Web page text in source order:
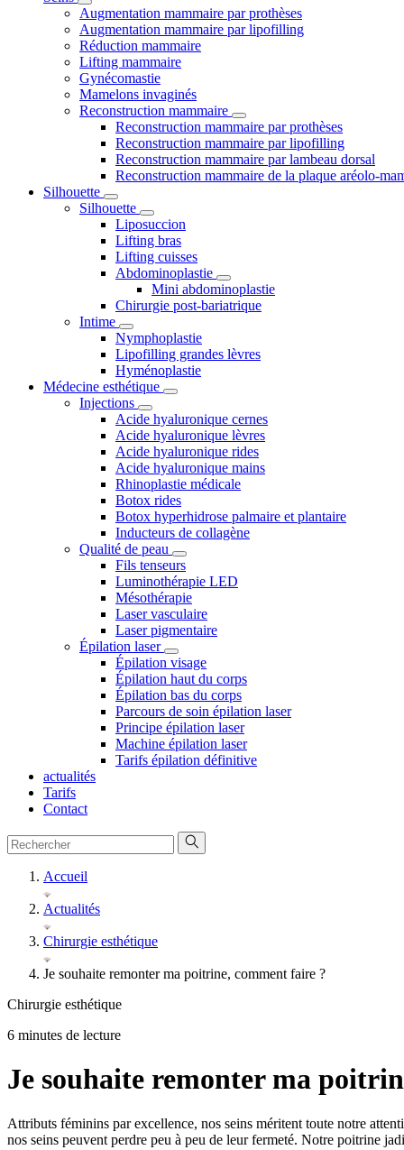
Augmentation mammaire par prothèses
Augmentation mammaire par lipofilling
Réduction mammaire
Lifting mammaire
Gynécomastie
Mamelons invaginés
Reconstruction mammaire
Reconstruction mammaire par prothèses
Reconstruction mammaire par lipofilling
Reconstruction mammaire par lambeau dorsal
Reconstruction mammaire de la plaque aréolo-
Silhouette
Silhouette
Liposuccion
Lifting bras
Lifting cuisses
Abdominoplastie
Mini abdominoplastie
Chirurgie post-bariatrique
Intime
Nymphoplastie
Lipofilling grandes lèvres
Hyménoplastie
Médecine esthétique
Injections
Acide hyaluronique cernes
Acide hyaluronique lèvres
Acide hyaluronique rides
Acide hyaluronique mains
Rhinoplastie médicale
Botox rides
Botox hyperhidrose palmaire et plantaire
Inducteurs de collagène
Qualité de peau
Fils tenseurs
Luminothérapie LED
Mésothérapie
Laser vasculaire
Laser pigmentaire
Épilation laser
Épilation visage
Épilation haut du corps
Épilation bas du corps
Parcours de soin épilation laser
Principe épilation laser
Machine épilation laser
Tarifs épilation définitive
actualités
Tarifs
Contact
Accueil
Actualités
Chirurgie esthétique
Je souhaite remonter ma poitrine, comment faire ?
Chirurgie esthétique
6 minutes de lecture
Je souhaite remonter ma
Attributs féminins par excellence, nos seins méritent toute notre
nos seins peuvent perdre peu à peu de leur fermeté. Notre poitrine